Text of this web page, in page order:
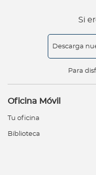
Si
Descarga
Para
Oficina Móvil
Tu oficina
Biblioteca